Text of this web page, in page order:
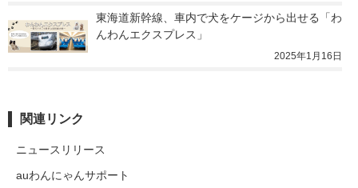
東海道新幹線、車内で犬をケージから出せる「わ
んわんエクスプレス」
2025年1月16日
関連リンク
ニュースリリース
auわんにゃんサポート